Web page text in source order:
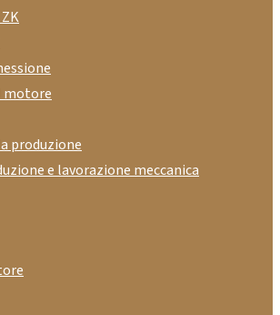
motore
produzione
e lavorazione meccanica